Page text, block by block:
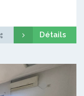
Détails